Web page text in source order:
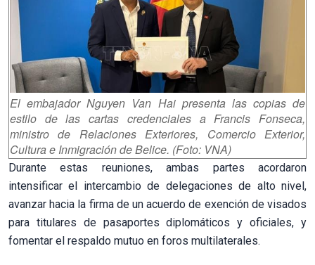
El embajador Nguyen Van Hai presenta las copias de
estilo de las cartas credenciales a Francis Fonseca,
ministro de Relaciones Exteriores, Comercio Exterior,
Cultura e Inmigración de Belice. (Foto: VNA)
Durante estas reuniones, ambas partes acordaron
intensificar el intercambio de delegaciones de alto nivel,
avanzar hacia la firma de un acuerdo de exención de visados
para titulares de pasaportes diplomáticos y oficiales, y
fomentar el respaldo mutuo en foros multilaterales.